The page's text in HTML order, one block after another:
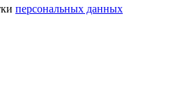
персональных данных